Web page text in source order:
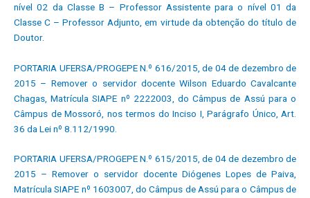
nível 02 da Classe B – Professor Assistente para o nível 01 da
Classe C – Professor Adjunto, em virtude da obtenção do título de
Doutor.
PORTARIA UFERSA/PROGEPE N.º 616/2015, de 04 de dezembro de
2015 – Remover o servidor docente Wilson Eduardo Cavalcante
Chagas, Matrícula SIAPE nº 2222003, do Câmpus de Assú para o
Câmpus de Mossoró, nos termos do Inciso I, Parágrafo Único, Art.
36 da Lei nº 8.112/1990.
PORTARIA UFERSA/PROGEPE N.º 615/2015, de 04 de dezembro de
2015 – Remover o servidor docente Diógenes Lopes de Paiva,
Matrícula SIAPE nº 1603007, do Câmpus de Assú para o Câmpus de